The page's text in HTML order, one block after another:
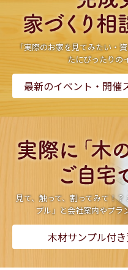
「実際のお家を見てみたい・
たにぴったりの
最新のイベント・開催
見て、触って、割ってみて！
プル」と会社案内やプラ
木材サンプル付